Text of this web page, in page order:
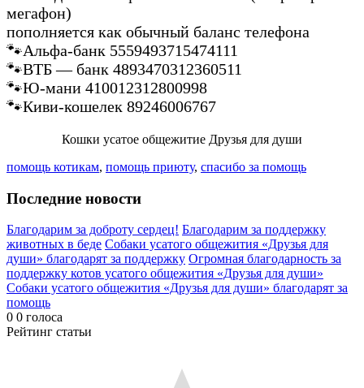
мегафон)
пополняется как обычный баланс телефона
🐾Альфа-банк 5559493715474111
🐾ВТБ — банк 4893470312360511
🐾Ю-мани 410012312800998
🐾Киви-кошелек 89246006767
Кошки усатое общежитие Друзья для души
помощь котикам, помощь приюту, спасибо за помощь
Последние новости
Благодарим за доброту сердец! Благодарим за поддержку
животных в беде Собаки усатого общежития «Друзья для
души» благодарят за поддержку Огромная благодарность за
поддержку котов усатого общежития «Друзья для души»
Собаки усатого общежития «Друзья для души» благодарят за
помощь
0 0 голоса
Рейтинг статьи